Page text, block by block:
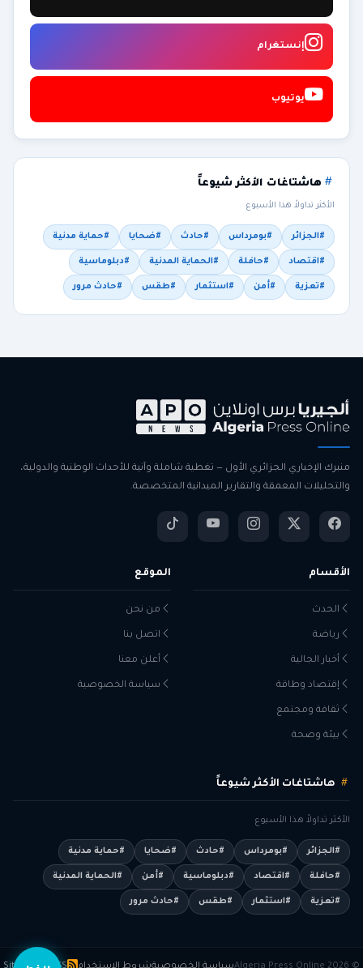
إنستغرام
يوتيوب
هاشتاغات الأكثر شيوعاً
الأكثر تداولاً هذا الأسبوع
#الجزائر #بومرداس #حادث #ضحايا #حماية مدنية
#اقتصاد #حافلة #الحماية المدنية #دبلوماسية
#تعزية #أمن #استثمار #طقس #حادث مرور
منبرك الإخباري الجزائري الأول — تغطية شاملة وآنية للأحداث الوطنية والدولية،
والتحليلات المعمقة والتقارير الميدانية المتخصصة.
الأقسام
الحدث
رياضة
أخبار الجالية
إقتصاد وطاقة
ثقافة ومجتمع
بيئة وصحة
الموقع
من نحن
اتصل بنا
أعلن معنا
سياسة الخصوصية
هاشتاغات الأكثر شيوعاً
الأكثر تداولاً هذا الأسبوع
#الجزائر #بومرداس #حادث #ضحايا #حماية مدنية
#حافلة #اقتصاد #دبلوماسية #أمن #الحماية المدنية
#تعزية #استثمار #طقس #حادث مرور